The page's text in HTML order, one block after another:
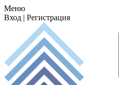
Меню
Вход | Регистрация